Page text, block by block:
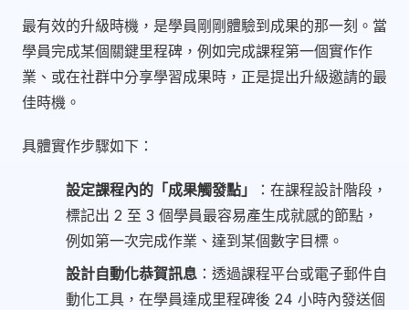
最有效的升級時機，是學員剛剛體驗到成果的那一刻。當
學員完成某個關鍵里程碑，例如完成課程第一個實作作
業、或在社群中分享學習成果時，正是提出升級邀請的最
佳時機。
具體實作步驟如下：
設定課程內的「成果觸發點」
：在課程設計階段，
標記出 2 至 3 個學員最容易產生成就感的節點，
例如第一次完成作業、達到某個數字目標。
設計自動化恭賀訊息 ：透過課程平台或電子郵件自
動化工具，在學員達成里程碑後 24 小時內發送個